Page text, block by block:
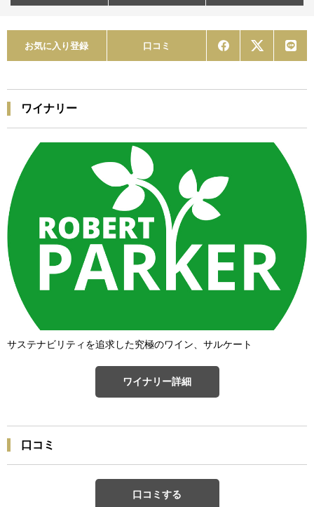
お気に入り登録 口コミ
ワイナリー
サステナビリティを追求した究極のワイン、サルケート
ワイナリー詳細
口コミ
口コミする